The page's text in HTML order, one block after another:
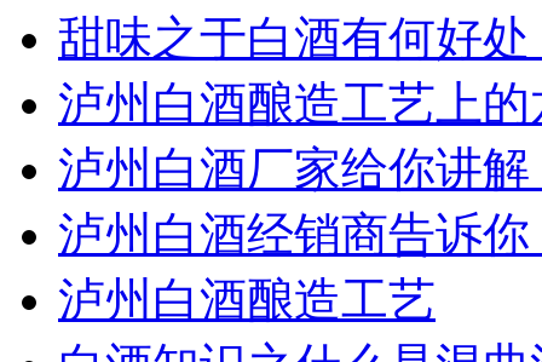
甜味之于白酒有何好处
泸州白酒酿造工艺上
泸州白酒厂家给你讲
泸州白酒经销商告诉
泸州白酒酿造工艺